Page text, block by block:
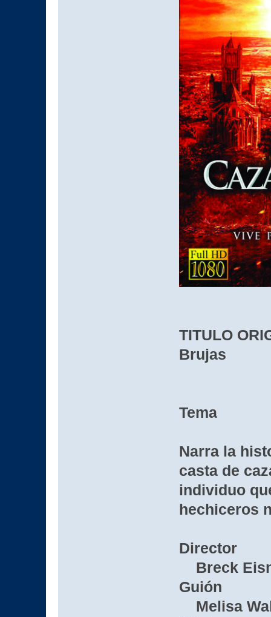
TITULO
Brujas
Tema
Narra la
casta de
individuo
hechiceros
Director
Breck
Guión
Melisa